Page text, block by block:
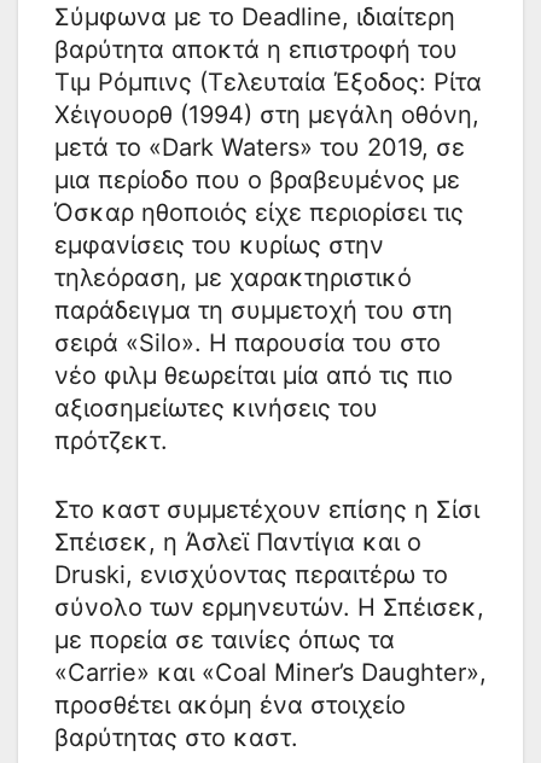
Σύμφωνα με το Deadline, ιδιαίτερη
βαρύτητα αποκτά η επιστροφή του
Τιμ Ρόμπινς (Τελευταία Έξοδος: Ρίτα
Χέιγουορθ (1994) στη μεγάλη οθόνη,
μετά το «Dark Waters» του 2019, σε
μια περίοδο που ο βραβευμένος με
Όσκαρ ηθοποιός είχε περιορίσει τις
εμφανίσεις του κυρίως στην
τηλεόραση, με χαρακτηριστικό
παράδειγμα τη συμμετοχή του στη
σειρά «Silo». Η παρουσία του στο
νέο φιλμ θεωρείται μία από τις πιο
αξιοσημείωτες κινήσεις του
πρότζεκτ.
Στο καστ συμμετέχουν επίσης η Σίσι
Σπέισεκ, η Άσλεϊ Παντίγια και ο
Druski, ενισχύοντας περαιτέρω το
σύνολο των ερμηνευτών. Η Σπέισεκ,
με πορεία σε ταινίες όπως τα
«Carrie» και «Coal Miner’s Daughter»,
προσθέτει ακόμη ένα στοιχείο
βαρύτητας στο καστ.